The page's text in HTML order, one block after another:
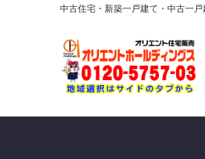
中古住宅・新築一戸建て・中古一